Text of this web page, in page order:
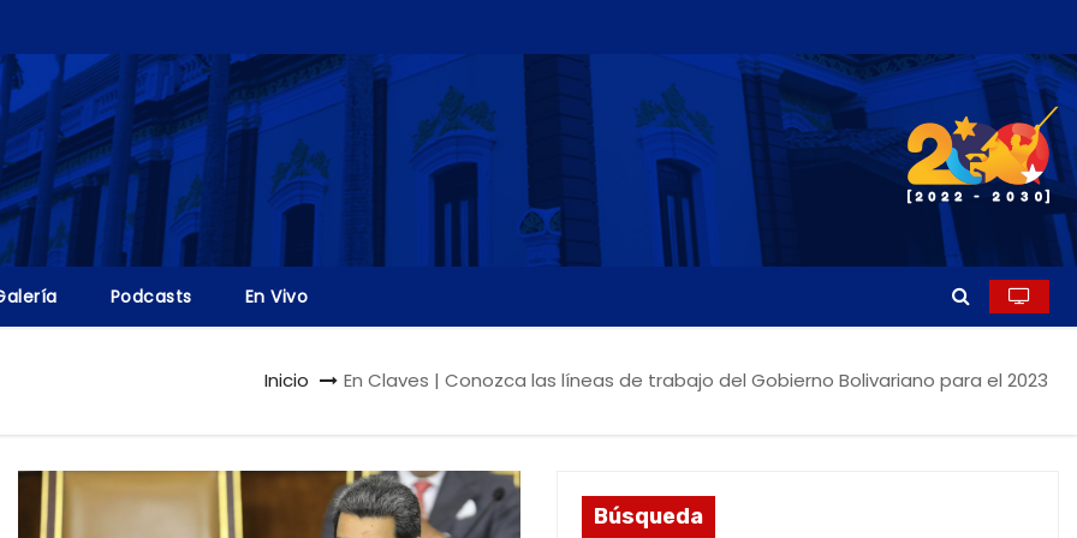
Podcasts En Vivo
Inicio En Claves | Conozca las líneas de trabajo del Gobierno Bolivariano para el 2023
Búsqueda